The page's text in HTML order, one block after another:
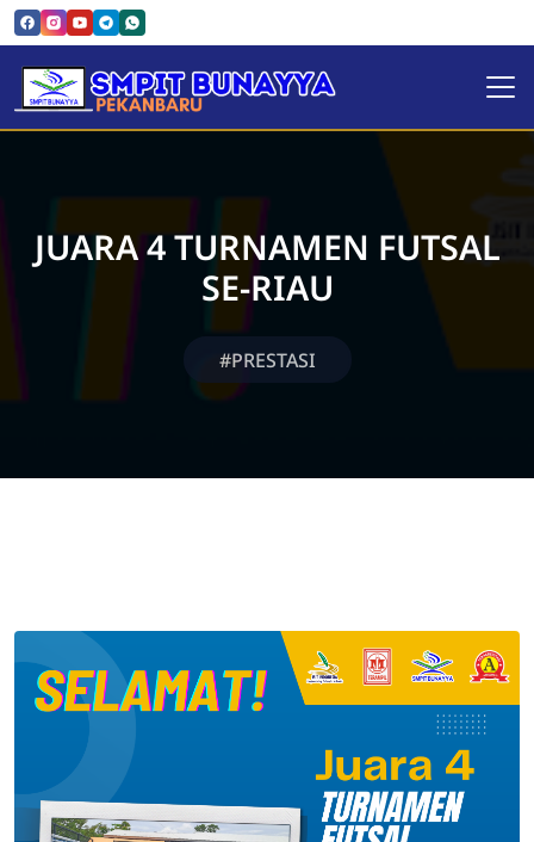
SMPIT Bunayya Pekanbaru
JUARA 4 TURNAMEN FUTSAL
SE-RIAU
#PRESTASI